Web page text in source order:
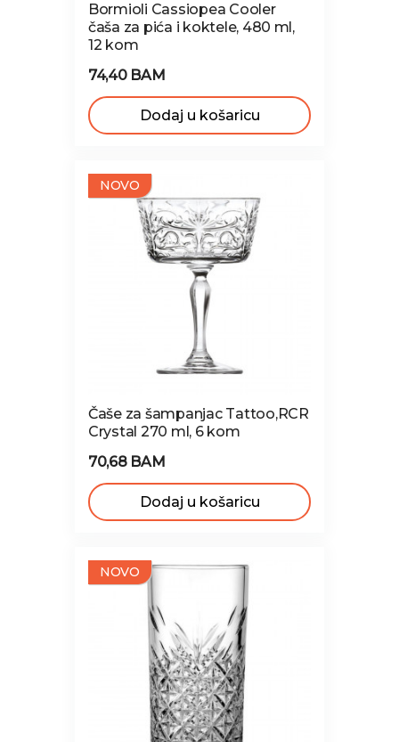
Bormioli Cassiopea Cooler
čaša za pića i koktele, 480 ml,
12 kom
74,40 BAM
Dodaj u košaricu
NOVO
Čaše za šampanjac Tattoo,RCR
Crystal 270 ml, 6 kom
70,68 BAM
Dodaj u košaricu
NOVO